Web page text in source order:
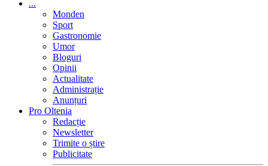
...
Monden
Sport
Gastronomie
Umor
Bloguri
Opinii
Actualitate
Administrație
Anunțuri
Pro Oltenia
Redacție
Newsletter
Trimite o știre
Publicitate